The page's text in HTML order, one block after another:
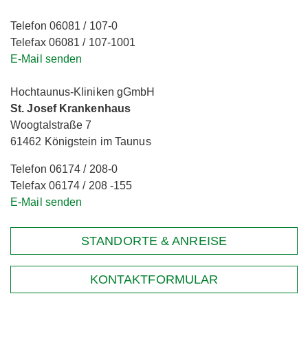
Telefon 06081 / 107-0
Telefax 06081 / 107-1001
E-Mail senden
Hochtaunus-Kliniken gGmbH
St. Josef Krankenhaus
Woogtalstraße 7
61462 Königstein im Taunus
Telefon 06174 / 208-0
Telefax 06174 / 208 -155
E-Mail senden
STANDORTE & ANREISE
KONTAKTFORMULAR